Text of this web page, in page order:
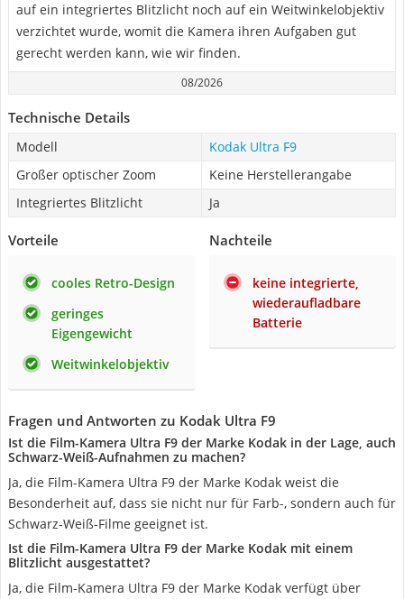
auf ein integriertes Blitzlicht noch auf ein Weitwinkelobjektiv
verzichtet wurde, womit die Kamera ihren Aufgaben gut
gerecht werden kann, wie wir finden.
08/2026
Technische Details
Modell
Kodak Ultra F9
Großer optischer Zoom
Keine Herstellerangabe
Integriertes Blitzlicht
Ja
Vorteile
cooles Retro-Design
geringes
Eigengewicht
Weitwinkelobjektiv
Nachteile
keine integrierte,
wiederaufladbare
Batterie
Fragen und Antworten zu Kodak Ultra F9
Ist die Film-Kamera Ultra F9 der Marke Kodak in der Lage, auch
Schwarz-Weiß-Aufnahmen zu machen?
Ja, die Film-Kamera Ultra F9 der Marke Kodak weist die
Besonderheit auf, dass sie nicht nur für Farb-, sondern auch für
Schwarz-Weiß-Filme geeignet ist.
Ist die Film-Kamera Ultra F9 der Marke Kodak mit einem
Blitzlicht ausgestattet?
Ja, die Film-Kamera Ultra F9 der Marke Kodak verfügt über